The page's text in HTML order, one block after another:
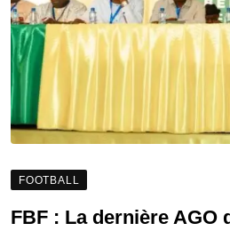
FOOTBALL
FBF : La dernière AGO